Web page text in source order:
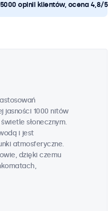
opinii klientów, ocena 4,8/5
jasności 1000 nitów
słonecznym.
i jest
atmosferyczne.
dzięki czemu